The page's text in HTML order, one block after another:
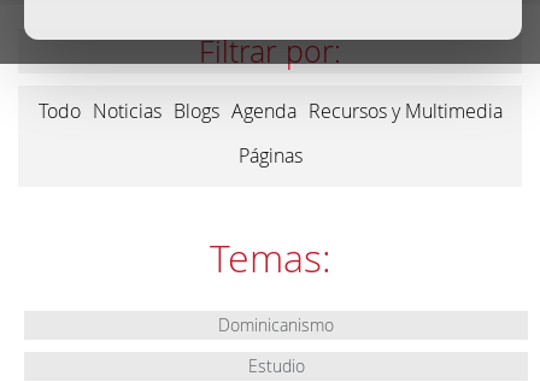
Filtrar por:
Todo Noticias Blogs Agenda Recursos y Multimedia
Páginas
Temas:
Dominicanismo
Estudio